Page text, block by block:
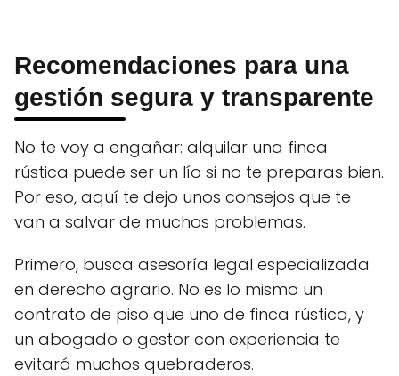
Recomendaciones para una
gestión segura y transparente
No te voy a engañar: alquilar una finca
rústica puede ser un lío si no te preparas bien.
Por eso, aquí te dejo unos consejos que te
van a salvar de muchos problemas.
Primero, busca asesoría legal especializada
en derecho agrario. No es lo mismo un
contrato de piso que uno de finca rústica, y
un abogado o gestor con experiencia te
evitará muchos quebraderos.